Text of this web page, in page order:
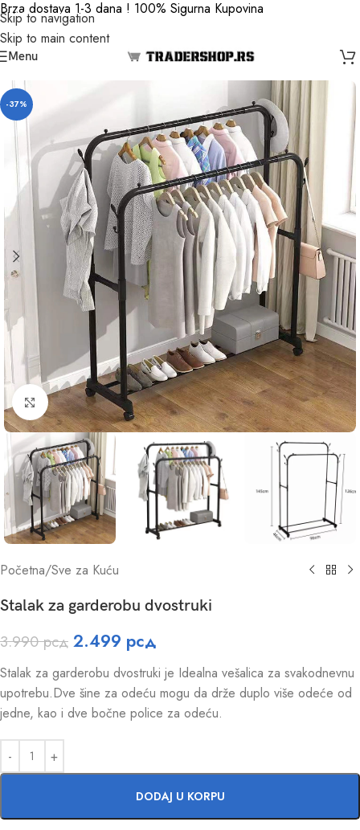
Skip to navigation
Skip to main content
Brza dostava 1-3 dana ! 100% Sigurna Kupovina
Menu
-37%
Click to enlarge
Početna/Sve za Kuću
Stalak za garderobu dvostruki
3.990рсд 2.499 рсд
Stalak za garderobu dvostruki je Idealna vešalica za svakodnevnu
upotrebu.Dve šine za odeću mogu da drže duplo više odeće od
jedne, kao i dve bočne police za odeću.
DODAJ U KORPU